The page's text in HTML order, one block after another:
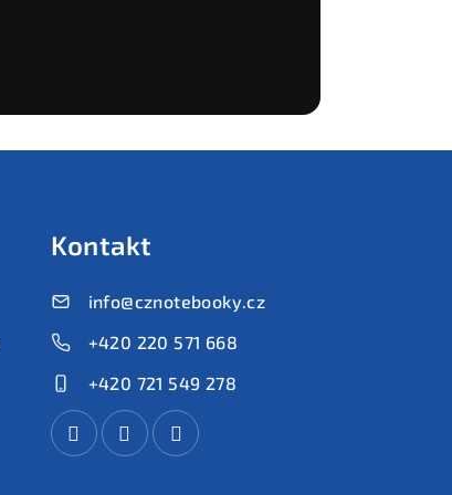
Kontakt
info@cznotebooky.cz
+420 220 571 668
+420 721 549 278